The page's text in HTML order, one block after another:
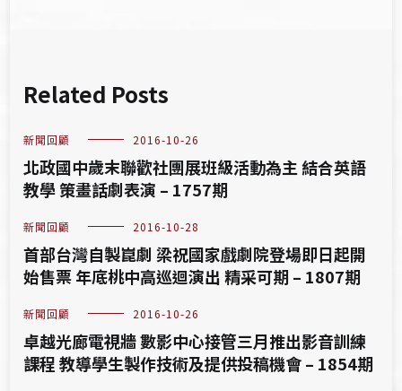
Related Posts
新聞回顧 2016-10-26
北政國中歲末聯歡社團展班級活動為主 結合英語
教學 策畫話劇表演 – 1757期
新聞回顧 2016-10-28
首部台灣自製崑劇 梁祝國家戲劇院登場即日起開
始售票 年底桃中高巡迴演出 精采可期 – 1807期
新聞回顧 2016-10-26
卓越光廊電視牆 數影中心接管三月推出影音訓練
課程 教導學生製作技術及提供投稿機會 – 1854期